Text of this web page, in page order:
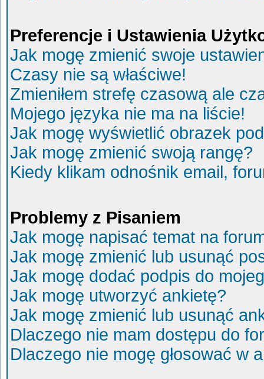
Preferencje i Ustawienia
Jak mogę zmienić swoje
Czasy nie są właściwe!
Zmieniłem strefę czasową ale
Mojego języka nie ma na liście!
Jak mogę wyświetlić obrazek
Jak mogę zmienić swoją rangę?
Kiedy klikam odnośnik email,
Problemy z Pisaniem
Jak mogę napisać temat na
Jak mogę zmienić lub usunąć
Jak mogę dodać podpis do
Jak mogę utworzyć ankietę?
Jak mogę zmienić lub usunąć
Dlaczego nie mam dostępu do
Dlaczego nie mogę głosować w